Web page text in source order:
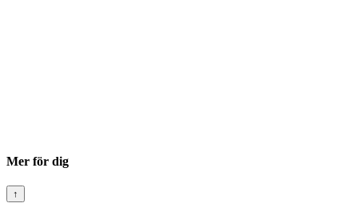
Mer för dig
↑